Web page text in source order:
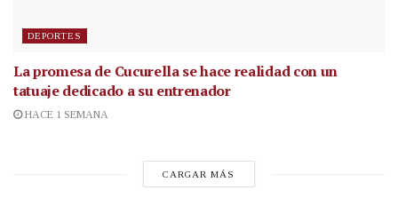
DEPORTES
La promesa de Cucurella se hace realidad con un
tatuaje dedicado a su entrenador
HACE 1 SEMANA
CARGAR MÁS